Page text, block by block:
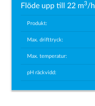
Flöde upp till 22 m3/h
Produkt:
Max. drifttryck:
Max. temperatur:
pH räckvidd: